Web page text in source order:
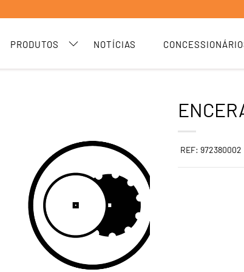
PRODUTOS NOTÍCIAS
REF: 972380002